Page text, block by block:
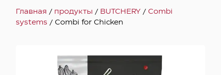
Главная / продукты / BUTCHERY / Combi
systems / Combi for Chicken